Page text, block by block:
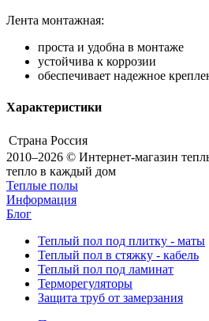
Лента монтажная:
проста и удобна в монтаже
устойчива к коррозии
обеспечивает надежное
Характеристики
Страна Россия
2010–2026 © Интернет-магазин
тепло в каждый дом
Теплые полы
Информация
Блог
Теплый пол под плитку - маты
Теплый пол в стяжку - кабель
Теплый пол под ламинат
Терморегуляторы
Защита труб от замерзания